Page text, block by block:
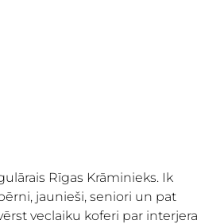
Rīgas Krāminieks. Ik
jaunieši, seniori un pat
veclaiku koferi par interjera